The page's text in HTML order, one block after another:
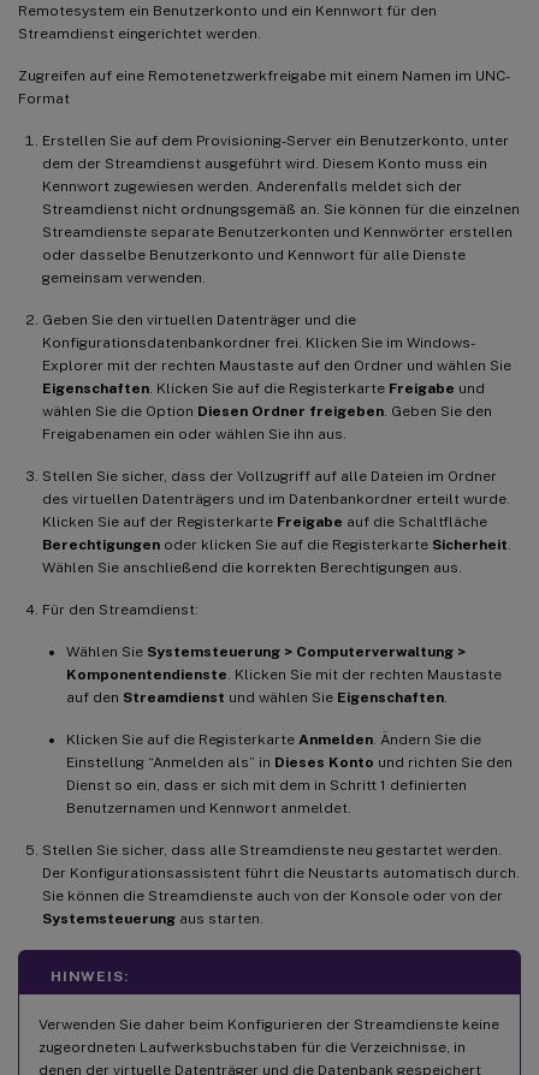
Remotesystem ein Benutzerkonto und ein Kennwort für den
Streamdienst eingerichtet werden.
Zugreifen auf eine Remotenetzwerkfreigabe mit einem Namen im UNC-
Format
Erstellen Sie auf dem Provisioning-Server ein Benutzerkonto, unter
dem der Streamdienst ausgeführt wird. Diesem Konto muss ein
Kennwort zugewiesen werden. Anderenfalls meldet sich der
Streamdienst nicht ordnungsgemäß an. Sie können für die einzelnen
Streamdienste separate Benutzerkonten und Kennwörter erstellen
oder dasselbe Benutzerkonto und Kennwort für alle Dienste
gemeinsam verwenden.
Geben Sie den virtuellen Datenträger und die
Konfigurationsdatenbankordner frei. Klicken Sie im Windows-
Explorer mit der rechten Maustaste auf den Ordner und wählen Sie
Eigenschaften . Klicken Sie auf die Registerkarte Freigabe und
wählen Sie die Option Diesen Ordner freigeben . Geben Sie den
Freigabenamen ein oder wählen Sie ihn aus.
Stellen Sie sicher, dass der Vollzugriff auf alle Dateien im Ordner
des virtuellen Datenträgers und im Datenbankordner erteilt wurde.
Klicken Sie auf der Registerkarte Freigabe auf die Schaltfläche
Berechtigungen oder klicken Sie auf die Registerkarte Sicherheit
Wählen Sie anschließend die korrekten Berechtigungen aus.
Für den Streamdienst:
Wählen Sie Systemsteuerung > Computerverwaltung >
Komponentendienste . Klicken Sie mit der rechten Maustaste
auf den Streamdienst und wählen Sie Eigenschaften
Klicken Sie auf die Registerkarte Anmelden . Ändern Sie die
Einstellung “Anmelden als” in Dieses Konto und richten Sie den
Dienst so ein, dass er sich mit dem in Schritt 1 definierten
Benutzernamen und Kennwort anmeldet.
Stellen Sie sicher, dass alle Streamdienste neu gestartet werden.
Der Konfigurationsassistent führt die Neustarts automatisch durch.
Sie können die Streamdienste auch von der Konsole oder von der
Systemsteuerung aus starten.
HINWEIS:
Verwenden Sie daher beim Konfigurieren der Streamdienste keine
zugeordneten Laufwerksbuchstaben für die Verzeichnisse, in
denen der virtuelle Datenträger und die Datenbank gespeichert